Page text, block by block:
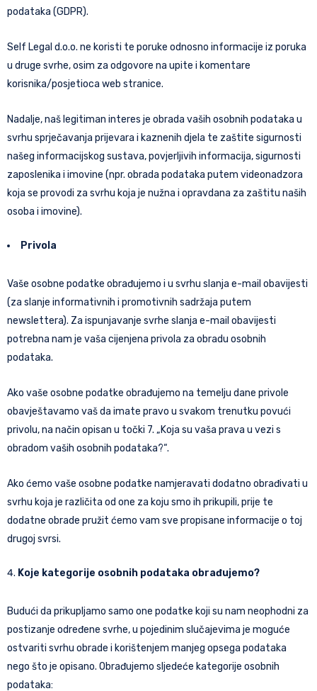
podataka (GDPR).
Self Legal d.o.o. ne koristi te poruke odnosno informacije iz poruka
u druge svrhe, osim za odgovore na upite i komentare
korisnika/posjetioca web stranice.
Nadalje, naš legitiman interes je obrada vaših osobnih podataka u
svrhu sprječavanja prijevara i kaznenih djela te zaštite sigurnosti
našeg informacijskog sustava, povjerljivih informacija, sigurnosti
zaposlenika i imovine (npr. obrada podataka putem videonadzora
koja se provodi za svrhu koja je nužna i opravdana za zaštitu naših
osoba i imovine).
Privola
Vaše osobne podatke obrađujemo i u svrhu slanja e-mail obavijesti
(za slanje informativnih i promotivnih sadržaja putem
newslettera). Za ispunjavanje svrhe slanja e-mail obavijesti
potrebna nam je vaša cijenjena privola za obradu osobnih
podataka.
Ako vaše osobne podatke obrađujemo na temelju dane privole
obavještavamo vaš da imate pravo u svakom trenutku povući
privolu, na način opisan u točki 7. „Koja su vaša prava u vezi s
obradom vaših osobnih podataka?“.
Ako ćemo vaše osobne podatke namjeravati dodatno obrađivati u
svrhu koja je različita od one za koju smo ih prikupili, prije te
dodatne obrade pružit ćemo vam sve propisane informacije o toj
drugoj svrsi.
Koje kategorije osobnih podataka obrađujemo?
Budući da prikupljamo samo one podatke koji su nam neophodni za
postizanje određene svrhe, u pojedinim slučajevima je moguće
ostvariti svrhu obrade i korištenjem manjeg opsega podataka
nego što je opisano. Obrađujemo sljedeće kategorije osobnih
podataka: